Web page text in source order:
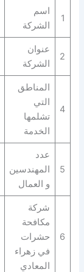
1
اسم
الشركة
2
عنوان
الشركة
4
المناطق
التي
تشلمها
الخدمة
5
عدد
المهندسين
و العمال
6
شركة
مكافحة
حشرات
في زهراء
المعادي